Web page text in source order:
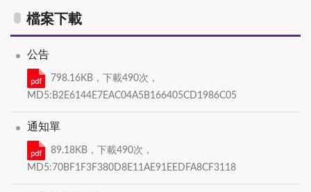
檔案下載
公告
798.16KB，下載490次，
MD5:B2E6144E7EAC04A5B166405CD1986C05
通知單
89.18KB，下載490次，
MD5:70BF1F3F380D8E11AE91EEDFA8CF3118